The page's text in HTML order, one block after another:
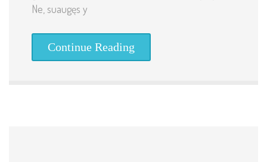
Ne, suaugęs y
Continue Reading